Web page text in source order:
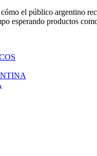
el público argentino
esperando productos